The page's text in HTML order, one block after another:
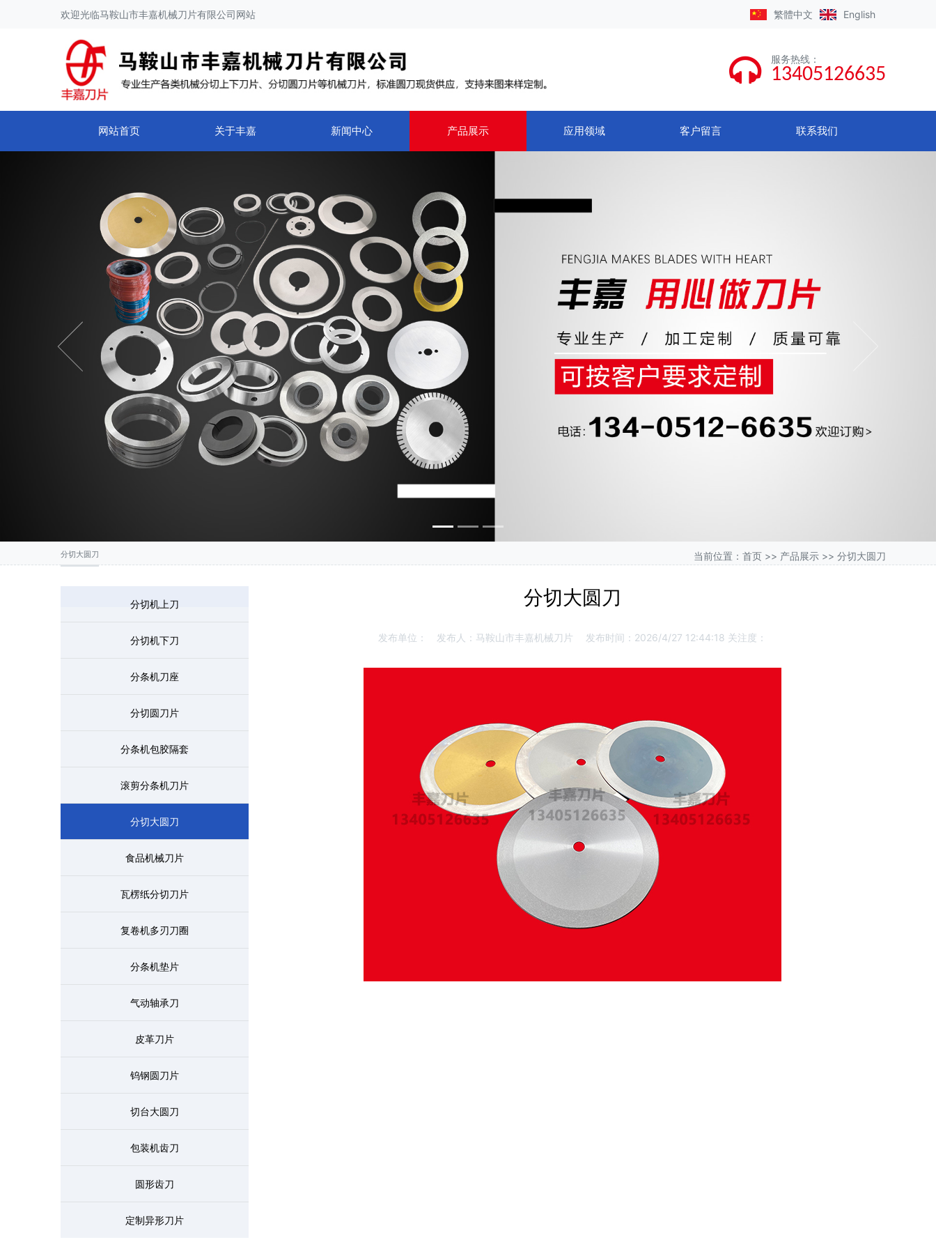
欢迎光临马鞍山市丰嘉机械刀片有限公司网站 繁體中文 English
服务热线 ：
13405126635
网站首页 关于丰嘉 新闻中心 产品展示 应用领域 客户留言 联系我们
Previous
分切大圆刀 当前位置： 首页 >> 产品展示 >> 分切大圆刀
分切机上刀
分切机下刀
分条机刀座
分切圆刀片
分条机包胶隔套
滚剪分条机刀片
分切大圆刀
食品机械刀片
瓦楞纸分切刀片
复卷机多刃刀圈
分条机垫片
气动轴承刀
皮革刀片
钨钢圆刀片
切台大圆刀
包装机齿刀
圆形齿刀
定制异形刀片
分切大圆刀
发布单位： 发布人：马鞍山市丰嘉机械刀片 发布时间：2026/4/27 12:44:18 关注度：